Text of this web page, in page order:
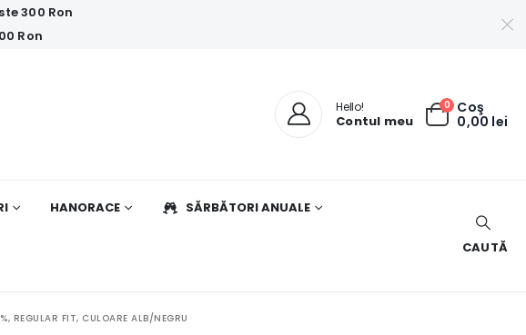
300 Ron
Ron
Hello!
Contul meu
0 Coş
0,00 lei
HANORACE SĂRBĂTORI ANUALE
CAUTĂ
REGULAR FIT, CULOARE ALB/NEGRU